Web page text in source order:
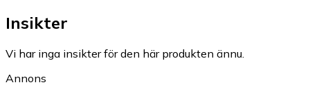
Insikter
Vi har inga insikter för den här produkten ännu.
Annons